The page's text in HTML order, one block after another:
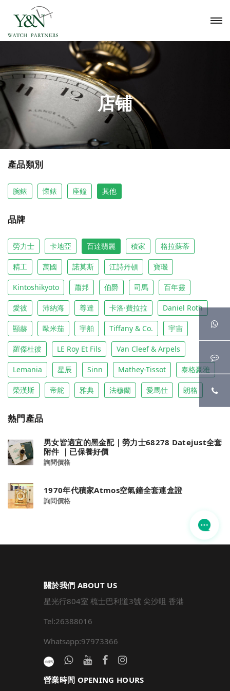
店铺
產品類別
腕錶 懷錶 座鐘 其他
品牌
勞力士 卡地亞 百達翡麗 積家 格拉蘇蒂
精工 萬國 諾莫斯 江詩丹頓 寶璣
Kintoshikyoto 蕭邦 伯爵 司馬 百年靈
愛彼 沛納海 尊達 卡洛·費拉拉 Daniel Roth
顯赫 歐米茄 宇舶 Tiffany & Co. 宇宙
羅傑杜彼 LE Roy Et Fils Van Cleef & Arpels
Lemania 星辰 Sinn Mathey-Tissot 泰格豪雅
榮漢斯 帝舵 雅典 法穆蘭 愛馬仕 朗格
熱門產品
男女皆適宜的黑金配｜勞力士68278 Datejust全套
附件 ｜已保養好價
詢問價格
1970年代積家Atmos空氣鐘全套連盒證
詢問價格
關於我們 ABOUT US
星光行804室 梳士巴利道3號 尖沙咀 香港
Tel:26388016
Whatsapp:97973366
營業時間 OPENING HOURS